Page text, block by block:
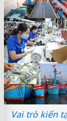
Vai trò kiến